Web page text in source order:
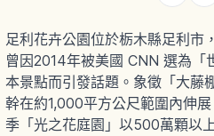
足利花卉公園位於栃木縣足利市
曾因2014年被美國 CNN 選為「
本景點而引發話題。象徵「大藤
幹在約1,000平方公尺範圍內伸
季「光之花庭園」以500萬顆以